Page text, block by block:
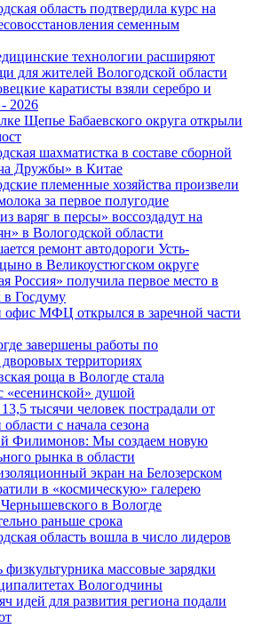
область подтвердила курс на
семенным
технологии расширяют
для жителей Вологодской области
каратисты взяли серебро и
2026
Щепье Бабаевского округа открыли
шахматистка в составе сборной
Дружбы» в Китае
племенные хозяйства произвели
за первое полугодие
варяг в персы» воссоздадут на
в Вологодской области
ремонт автодороги Усть-
в Великоустюгском округе
Россия» получила первое место в
в Госдуму
МФЦ открылся в заречной части
завершены работы по
дворовых территориях
роща в Вологде стала
«есенинской» душой
тысячи человек пострадали от
с начала сезона
Филимонов: Мы создаем новую
рынка в области
экран на Белозерском
в «космическую» галерею
в Вологде
раньше срока
область вошла в число лидеров
массовые зарядки
Вологодчины
идей для развития региона подали